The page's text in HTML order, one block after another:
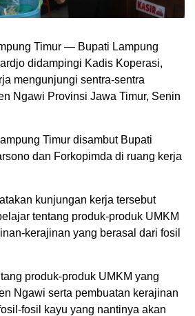
Timur — Bupati Lampung
didampingi Kadis Koperasi,
mengunjungi sentra-sentra
Ngawi Provinsi Jawa Timur, Senin
Timur disambut Bupati
dan Forkopimda di ruang kerja
kunjungan kerja tersebut
tentang produk-produk UMKM
kerajinan yang berasal dari fosil
produk-produk UMKM yang
Ngawi serta pembuatan kerajinan
fosil kayu yang nantinya akan